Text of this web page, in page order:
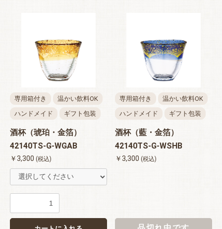
専用箱付き
温かい飲料OK
ハンドメイド
ギフト包装
酒杯（琥珀・金箔）
42140TS-G-WGAB
￥3,300 (税込)
専用箱付き
温かい飲料OK
ハンドメイド
ギフト包装
酒杯（藍・金箔）
42140TS-G-WSHB
￥3,300 (税込)